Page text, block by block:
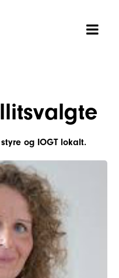
og IOGT lokalt.